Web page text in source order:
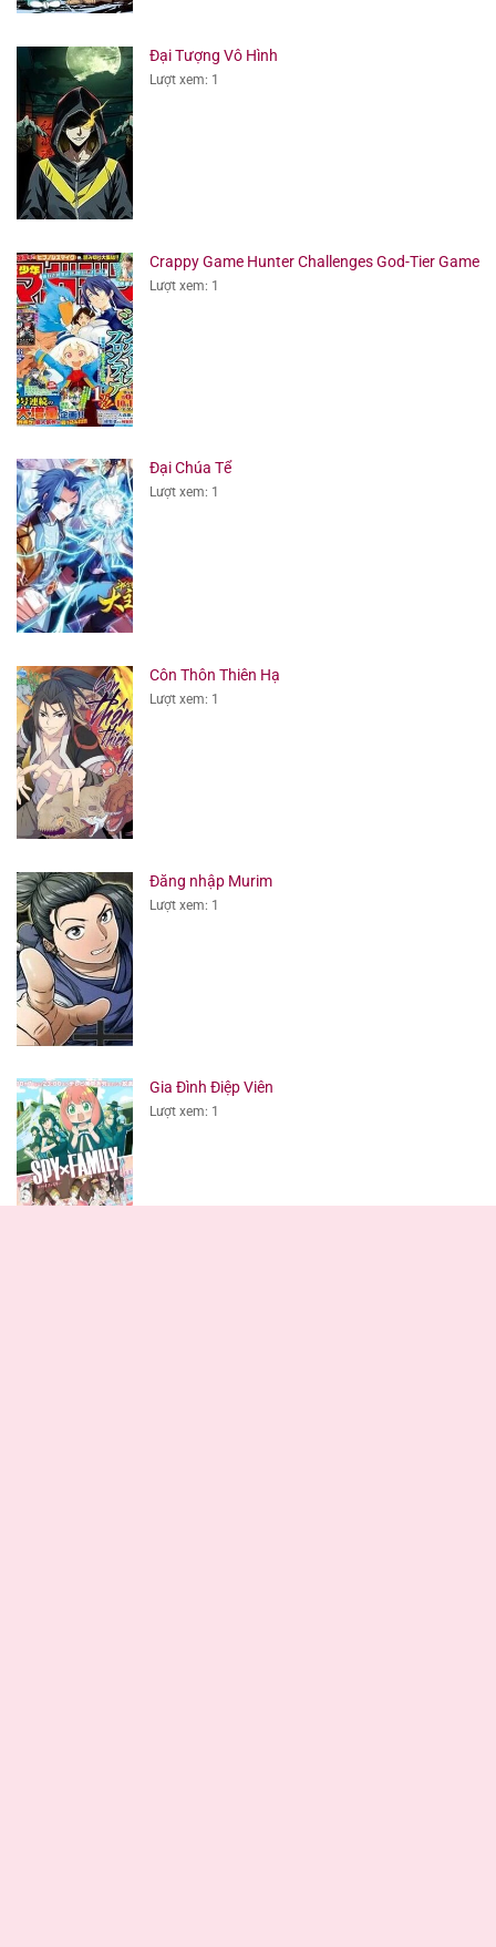
Đại Tượng Vô Hình
Lượt xem: 1
Crappy Game Hunter Challenges God-Tier Game
Lượt xem: 1
Đại Chúa Tể
Lượt xem: 1
Côn Thôn Thiên Hạ
Lượt xem: 1
Đăng nhập Murim
Lượt xem: 1
Gia Đình Điệp Viên
Lượt xem: 1